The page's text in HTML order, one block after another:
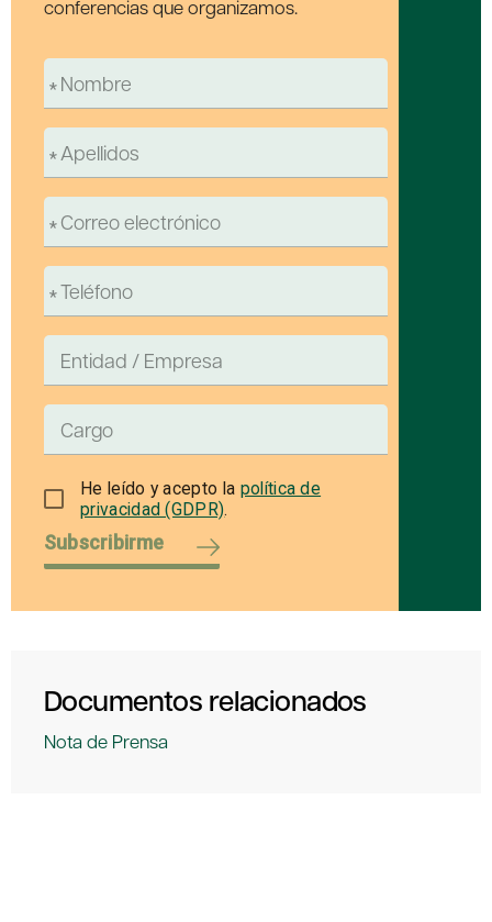
conferencias que organizamos.
He leído y acepto la política de
privacidad (GDPR).
Subscribirme
Documentos relacionados
Nota de Prensa